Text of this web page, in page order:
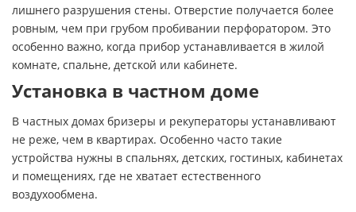
лишнего разрушения стены. Отверстие получается более
ровным, чем при грубом пробивании перфоратором. Это
особенно важно, когда прибор устанавливается в жилой
комнате, спальне, детской или кабинете.
Установка в частном доме
В частных домах бризеры и рекуператоры устанавливают
не реже, чем в квартирах. Особенно часто такие
устройства нужны в спальнях, детских, гостиных, кабинетах
и помещениях, где не хватает естественного
воздухообмена.